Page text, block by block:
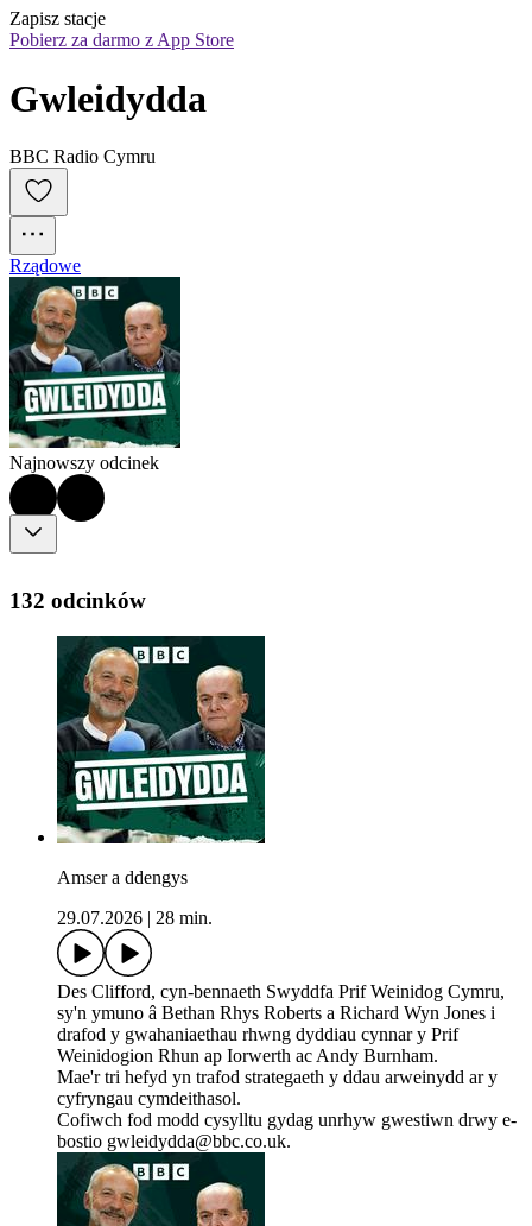
Zapisz stacje
Pobierz za darmo z App Store
Gwleidydda
BBC Radio Cymru
Rządowe
Najnowszy odcinek
132 odcinków
Amser a ddengys
29.07.2026
28 min.
Des Clifford, cyn-bennaeth Swyddfa Prif Weinidog Cymru,
sy'n ymuno â Bethan Rhys Roberts a Richard Wyn Jones i
drafod y gwahaniaethau rhwng dyddiau cynnar y Prif
Weinidogion Rhun ap Iorwerth ac Andy Burnham.
Mae'r tri hefyd yn trafod strategaeth y ddau arweinydd ar y
cyfryngau cymdeithasol.
Cofiwch fod modd cysylltu gydag unrhyw gwestiwn drwy e-
bostio gwleidydda@bbc.co.uk.